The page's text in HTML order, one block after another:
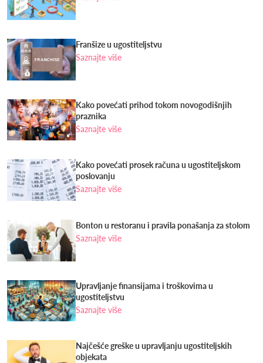
Franšize u ugostiteljstvu
Saznajte više
Kako povećati prihod tokom novogodišnjih
praznika
Saznajte više
Kako povećati prosek računa u ugostiteljskom
poslovanju
Saznajte više
Bonton u restoranu i pravila ponašanja za stolom
Saznajte više
Upravljanje finansijama i troškovima u
ugostiteljstvu
Saznajte više
Najčešće greške u upravljanju ugostiteljskih
objekata